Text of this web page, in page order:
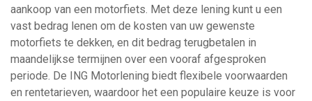
aankoop van een motorfiets. Met deze lening kunt u een
vast bedrag lenen om de kosten van uw gewenste
motorfiets te dekken, en dit bedrag terugbetalen in
maandelijkse termijnen over een vooraf afgesproken
periode. De ING Motorlening biedt flexibele voorwaarden
en rentetarieven, waardoor het een populaire keuze is voor